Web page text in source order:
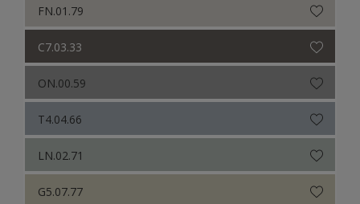
FN.01.79
C7.03.33
ON.00.59
T4.04.66
LN.02.71
G5.07.77